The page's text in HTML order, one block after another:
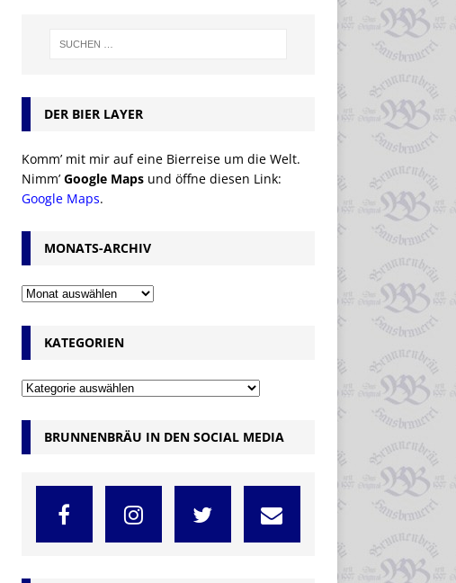
DER BIER LAYER
Komm’ mit mir auf eine Bierreise um die Welt.
Nimm’ Google Maps und öffne diesen Link:
Google Maps.
MONATS-ARCHIV
KATEGORIEN
BRUNNENBRÄU IN DEN SOCIAL MEDIA